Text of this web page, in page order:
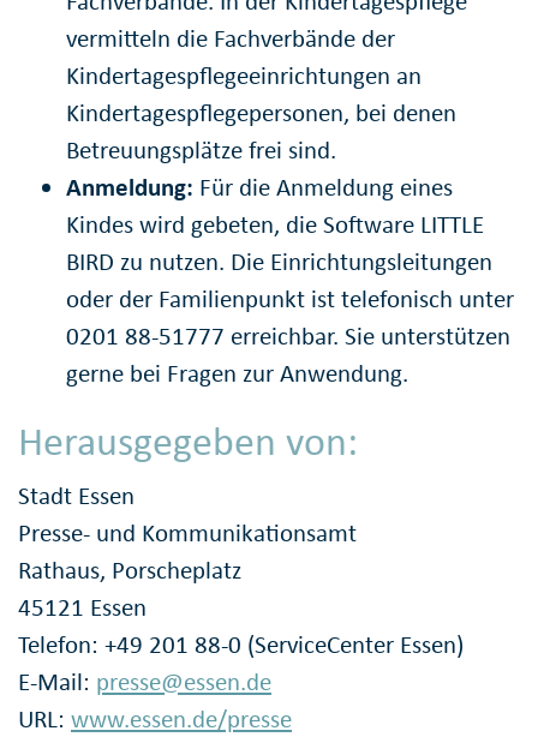
vermitteln die Fachverbände der
Kindertagespflegeeinrichtungen an
Kindertagespflegepersonen, bei denen
Betreuungsplätze frei sind.
Anmeldung: Für die Anmeldung eines
Kindes wird gebeten, die Software LITTLE
BIRD zu nutzen. Die Einrichtungsleitungen
oder der Familienpunkt ist telefonisch unter
0201 88-51777 erreichbar. Sie unterstützen
gerne bei Fragen zur Anwendung.
Herausgegeben von:
Stadt Essen
Presse- und Kommunikationsamt
Rathaus, Porscheplatz
45121 Essen
Telefon: +49 201 88-0 (ServiceCenter Essen)
E-Mail: presse@essen.de
URL: www.essen.de/presse